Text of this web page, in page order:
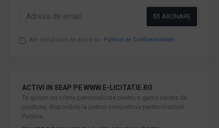
ABONARE
Am citit şi sunt de acord cu Politica de Confidentialitate
ACTIVI IN SEAP PE WWW.E-LICITATIE.RO
Te ajutam cu oferte personalizate pentru o gama variata de
produse, disponibile la preturi competitive pentru Institutii
Publice.